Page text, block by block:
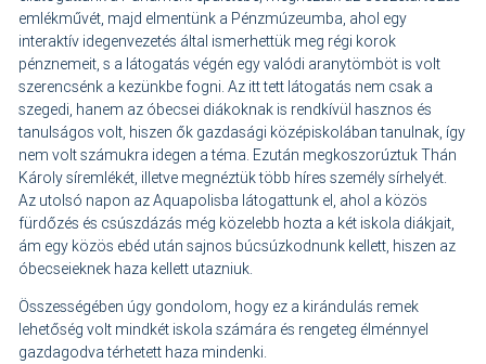
emlékművét, majd elmentünk a Pénzmúzeumba, ahol egy
interaktív idegenvezetés által ismerhettük meg régi korok
pénznemeit, s a látogatás végén egy valódi aranytömböt is volt
szerencsénk a kezünkbe fogni. Az itt tett látogatás nem csak a
szegedi, hanem az óbecsei diákoknak is rendkívül hasznos és
tanulságos volt, hiszen ők gazdasági középiskolában tanulnak, így
nem volt számukra idegen a téma. Ezután megkoszorúztuk Thán
Károly síremlékét, illetve megnéztük több híres személy sírhelyét.
Az utolsó napon az Aquapolisba látogattunk el, ahol a közös
fürdőzés és csúszdázás még közelebb hozta a két iskola diákjait,
ám egy közös ebéd után sajnos búcsúzkodnunk kellett, hiszen az
óbecseieknek haza kellett utazniuk.
Összességében úgy gondolom, hogy ez a kirándulás remek
lehetőség volt mindkét iskola számára és rengeteg élménnyel
gazdagodva térhetett haza mindenki.